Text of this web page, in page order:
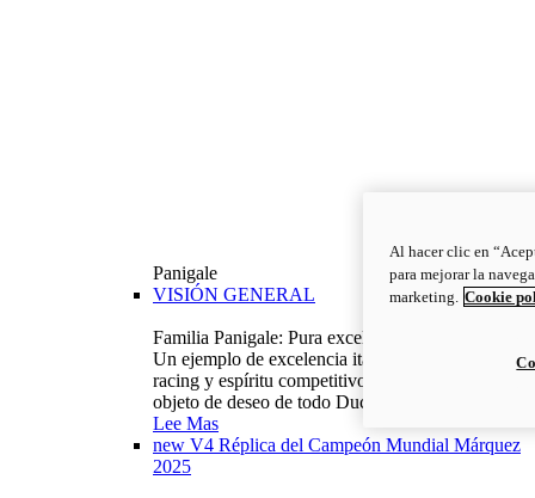
Panigale
VISIÓN GENERAL
Familia Panigale: Pura excelencia italiana.
Un ejemplo de excelencia italiana, con ADN
racing y espíritu competitivo: la Panigale es el
objeto de deseo de todo Ducatista.
Lee Mas
new V4 Réplica del Campeón Mundial Márquez
2025
Al hacer clic en
para mejorar la
marketing. Cookie